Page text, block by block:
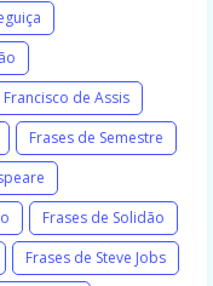
Francisco de Assis
Frases de Semestre
Frases de Solidão
Frases de Steve Jobs